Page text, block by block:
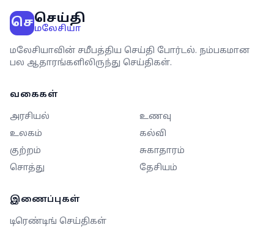
செசெய்தி
மலேசியா
மலேசியாவின் சமீபத்திய செய்தி போர்டல். நம்பகமான
பல ஆதாரங்களிலிருந்து செய்திகள்.
வகைகள்
அரசியல்
உணவு
உலகம்
கல்வி
குற்றம்
சுகாதாரம்
சொத்து
தேசியம்
இணைப்புகள்
டிரெண்டிங் செய்திகள்